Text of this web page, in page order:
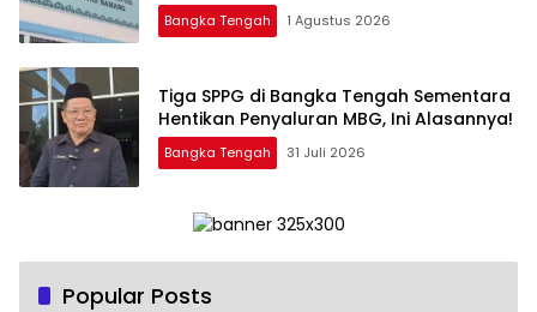
Bangka Tengah 1 Agustus 2026
‎Tiga SPPG di Bangka Tengah Sementara
Bangka Tengah 31 Juli 2026
Popular Posts